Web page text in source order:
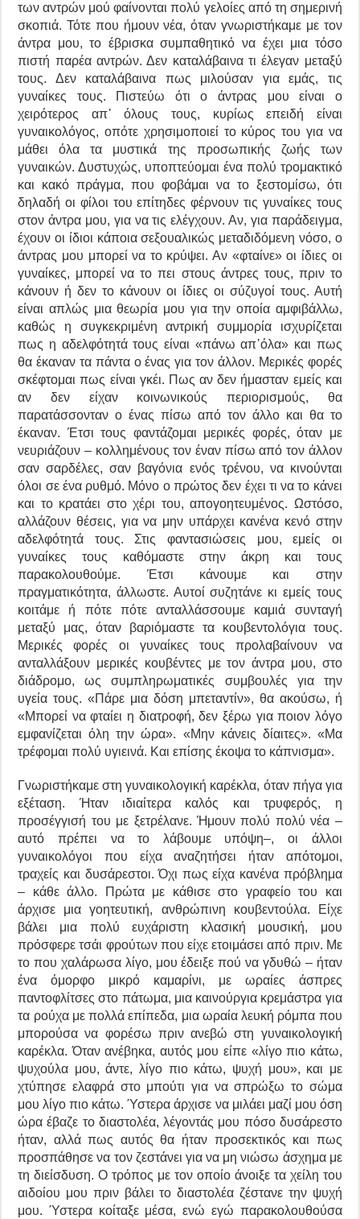
των αντρών μού φαίνονται πολύ γελοίες από τη σημερινή
σκοπιά. Τότε που ήμουν νέα, όταν γνωριστήκαμε με τον
άντρα μου, το έβρισκα συμπαθητικό να έχει μια τόσο
πιστή παρέα αντρών. Δεν καταλάβαινα τι έλεγαν μεταξύ
τους. Δεν καταλάβαινα πως μιλούσαν για εμάς, τις
γυναίκες τους. Πιστεύω ότι ο άντρας μου είναι ο
χειρότερος απ᾽ όλους τους, κυρίως επειδή είναι
γυναικολόγος, οπότε χρησιμοποιεί το κύρος του για να
μάθει όλα τα μυστικά της προσωπικής ζωής των
γυναικών. Δυστυχώς, υποπτεύομαι ένα πολύ τρομακτικό
και κακό πράγμα, που φοβάμαι να το ξεστομίσω, ότι
δηλαδή οι φίλοι του επίτηδες φέρνουν τις γυναίκες τους
στον άντρα μου, για να τις ελέγχουν. Αν, για παράδειγμα,
έχουν οι ίδιοι κάποια σεξουαλικώς μεταδιδόμενη νόσο, ο
άντρας μου μπορεί να το κρύψει. Αν «φταίνε» οι ίδιες οι
γυναίκες, μπορεί να το πει στους άντρες τους, πριν το
κάνουν ή δεν το κάνουν οι ίδιες οι σύζυγοί τους. Αυτή
είναι απλώς μια θεωρία μου για την οποία αμφιβάλλω,
καθώς η συγκεκριμένη αντρική συμμορία ισχυρίζεται
πως η αδελφότητά τους είναι «πάνω απ᾽όλα» και πως
θα έκαναν τα πάντα ο ένας για τον άλλον. Μερικές φορές
σκέφτομαι πως είναι γκέι. Πως αν δεν ήμασταν εμείς και
αν δεν είχαν κοινωνικούς περιορισμούς, θα
παρατάσσονταν ο ένας πίσω από τον άλλο και θα το
έκαναν. Έτσι τους φαντάζομαι μερικές φορές, όταν με
νευριάζουν – κολλημένους τον έναν πίσω από τον άλλον
σαν σαρδέλες, σαν βαγόνια ενός τρένου, να κινούνται
όλοι σε ένα ρυθμό. Μόνο ο πρώτος δεν έχει τι να το κάνει
και το κρατάει στο χέρι του, απογοητευμένος. Ωστόσο,
αλλάζουν θέσεις, για να μην υπάρχει κανένα κενό στην
αδελφότητά τους. Στις φαντασιώσεις μου, εμείς οι
γυναίκες τους καθόμαστε στην άκρη και τους
παρακολουθούμε. Έτσι κάνουμε και στην
πραγματικότητα, άλλωστε. Αυτοί συζητάνε κι εμείς τους
κοιτάμε ή πότε πότε ανταλλάσσουμε καμιά συνταγή
μεταξύ μας, όταν βαριόμαστε τα κουβεντολόγια τους.
Μερικές φορές οι γυναίκες τους προλαβαίνουν να
ανταλλάξουν μερικές κουβέντες με τον άντρα μου, στο
διάδρομο, ως συμπληρωματικές συμβουλές για την
υγεία τους. «Πάρε μια δόση μπεταντίν», θα ακούσω, ή
«Μπορεί να φταίει η διατροφή, δεν ξέρω για ποιον λόγο
εμφανίζεται όλη την ώρα». «Μην κάνεις δίαιτες». «Μα
τρέφομαι πολύ υγιεινά. Και επίσης έκοψα το κάπνισμα».
Γνωριστήκαμε στη γυναικολογική καρέκλα, όταν πήγα για
εξέταση. Ήταν ιδιαίτερα καλός και τρυφερός, η
προσέγγισή του με ξετρέλανε. Ήμουν πολύ πολύ νέα –
αυτό πρέπει να το λάβουμε υπόψη–, οι άλλοι
γυναικολόγοι που είχα αναζητήσει ήταν απότομοι,
τραχείς και δυσάρεστοι. Όχι πως είχα κανένα πρόβλημα
– κάθε άλλο. Πρώτα με κάθισε στο γραφείο του και
άρχισε μια γοητευτική, ανθρώπινη κουβεντούλα. Είχε
βάλει μια πολύ ευχάριστη κλασική μουσική, μου
πρόσφερε τσάι φρούτων που είχε ετοιμάσει από πριν. Με
το που χαλάρωσα λίγο, μου έδειξε πού να γδυθώ – ήταν
ένα όμορφο μικρό καμαρίνι, με ωραίες άσπρες
παντοφλίτσες στο πάτωμα, μια καινούργια κρεμάστρα για
τα ρούχα με πολλά επίπεδα, μια ωραία λευκή ρόμπα που
μπορούσα να φορέσω πριν ανεβώ στη γυναικολογική
καρέκλα. Όταν ανέβηκα, αυτός μου είπε «λίγο πιο κάτω,
ψυχούλα μου, άντε, λίγο πιο κάτω, ψυχή μου», και με
χτύπησε ελαφρά στο μπούτι για να σπρώξω το σώμα
μου λίγο πιο κάτω. Ύστερα άρχισε να μιλάει μαζί μου όση
ώρα έβαζε το διαστολέα, λέγοντάς μου πόσο δυσάρεστο
ήταν, αλλά πως αυτός θα ήταν προσεκτικός και πως
προσπάθησε να τον ζεστάνει για να μη νιώσω άσχημα με
τη διείσδυση. Ο τρόπος με τον οποίο άνοιξε τα χείλη του
αιδοίου μου πριν βάλει το διαστολέα ζέστανε την ψυχή
μου. Ύστερα κοίταξε μέσα, ενώ εγώ παρακολουθούσα